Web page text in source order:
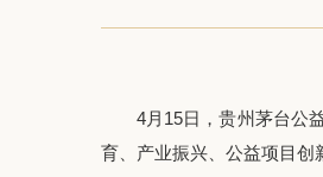
4月15日，贵州茅台公
育、产业振兴、公益项目创